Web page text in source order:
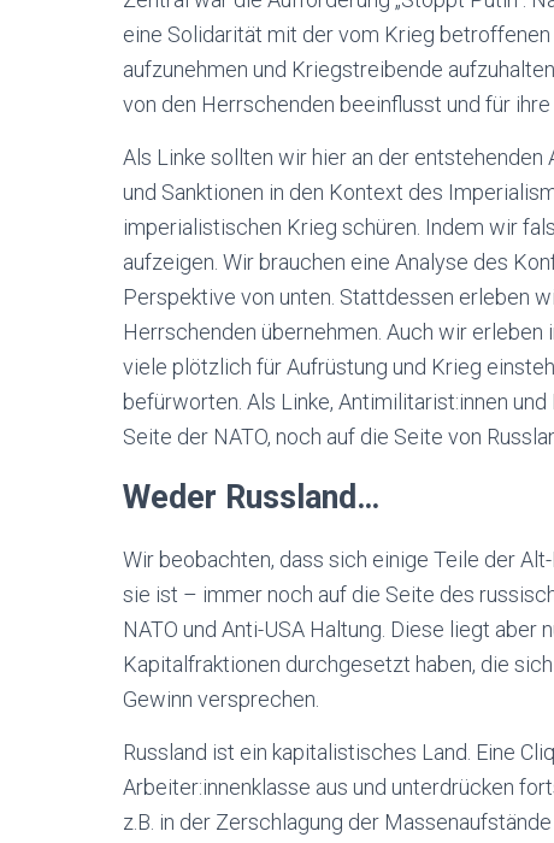
eine Solidarität mit der vom Krieg
aufzunehmen und Kriegstreibende
von den Herrschenden beeinflusst und für
Als Linke sollten wir hier an der
und Sanktionen in den Kontext des
imperialistischen Krieg schüren. Indem wir
aufzeigen. Wir brauchen eine Analyse des
Perspektive von unten. Stattdessen erleben
Herrschenden übernehmen. Auch wir
viele plötzlich für Aufrüstung und Krieg
befürworten. Als Linke, Antimilitarist:innen
Seite der NATO, noch auf die Seite von
Weder Russland…
Wir beobachten, dass sich einige Teile der
sie ist – immer noch auf die Seite des
NATO und Anti-USA Haltung. Diese liegt
Kapitalfraktionen durchgesetzt haben, die
Gewinn versprechen.
Russland ist ein kapitalistisches Land. Eine
Arbeiter:innenklasse aus und unterdrücken
z.B. in der Zerschlagung der